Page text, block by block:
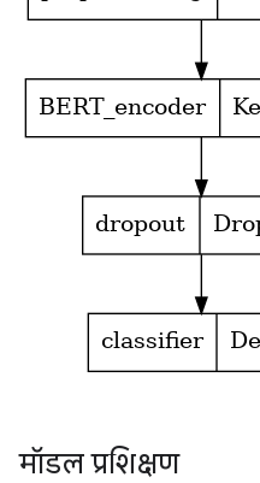
मॉडल प्रशिक्षण